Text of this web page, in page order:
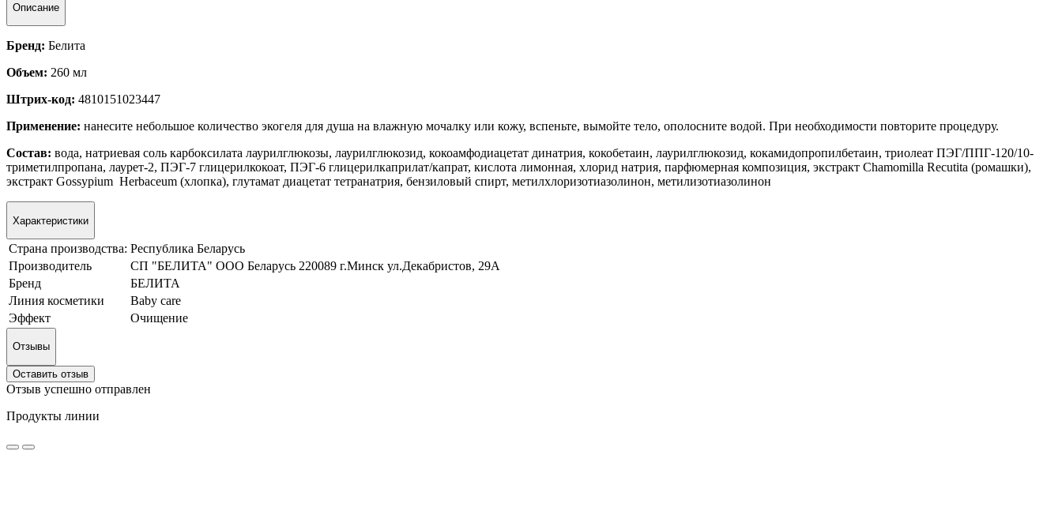
Описание
Бренд: Белита
Объем: 260 мл
Штрих-код: 4810151023447
Применение: нанесите небольшое количество экогеля для душа на влажную мочалку или кожу, вспеньте, вымойте тело, ополосните водой. При необходимости повторите процедуру.
Состав: вода, натриевая соль карбоксилата лаурилглюкозы, лаурилглюкозид, кокоамфодиацетат динатрия, кокобетаин, лаурилглюкозид, кокамидопропилбетаин, триолеат ПЭГ/ППГ-120/10-
триметилпропана, лаурет-2, ПЭГ-7 глицерилкокоат, ПЭГ-6 глицерилкаприлат/капрат, кислота лимонная, хлорид натрия, парфюмерная композиция, экстракт Chamomilla Recutita (ромашки),
экстракт Gossypium Herbaceum (хлопка), глутамат диацетат тетранатрия, бензиловый спирт, метилхлоризотиазолинон, метилизотиазолинон
Характеристики
Страна производства: Республика Беларусь
Производитель
СП "БЕЛИТА" ООО Беларусь 220089 г.Минск ул.Декабристов, 29А
Бренд
БЕЛИТА
Линия косметики
Baby care
Эффект
Очищение
Отзывы
Оставить отзыв
Отзыв успешно отправлен
Продукты линии